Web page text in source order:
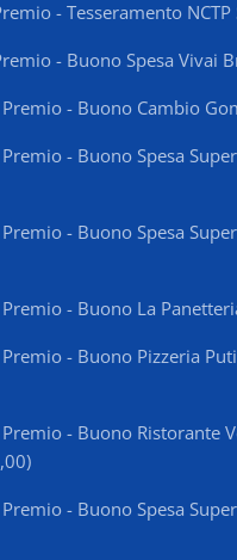
- Tesseramento
- Buono Spesa Vivai
- Buono Cambio
- Buono Spesa
- Buono Spesa
- Buono La
- Buono Pizzeria
- Buono Ristorante
- Buono Spesa